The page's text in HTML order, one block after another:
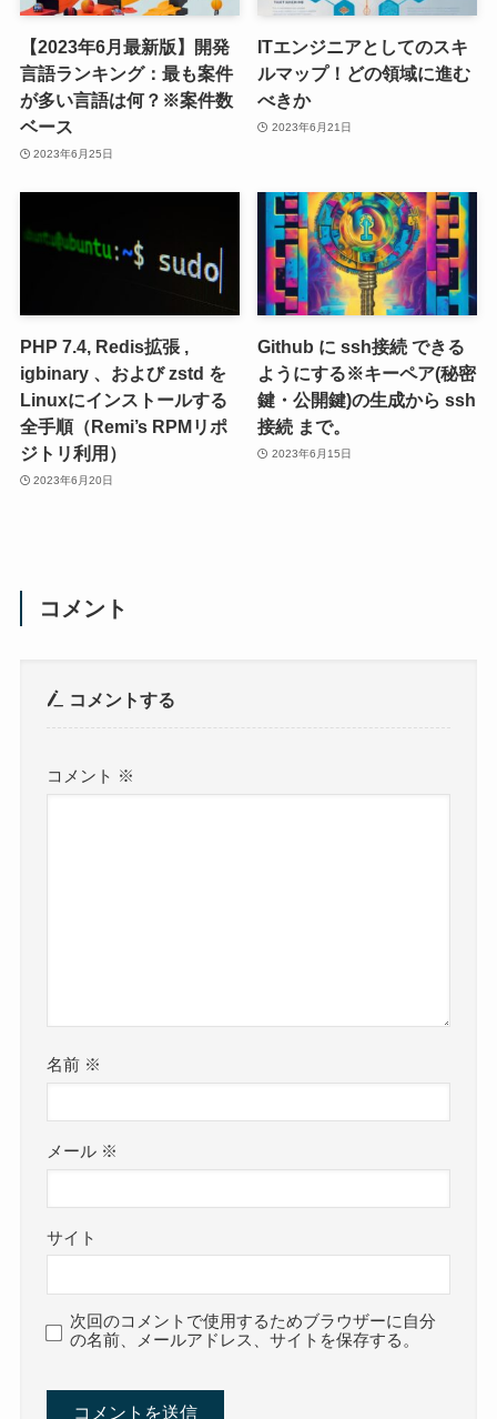
【2023年6月最新版】開発
言語ランキング：最も案件
が多い言語は何？ ※案件数
ベース
2023年6月25日
ITエンジニアとしてのスキ
ルマップ！どの領域に進む
べきか
2023年6月21日
PHP 7.4, Redis拡張 ,
igbinary 、および zstd を
Linuxにインストールする
全手順（Remi’s RPMリポ
ジトリ利用）
2023年6月20日
Github に ssh接続 できる
ようにする※キーペア(秘密
鍵・公開鍵)の生成から ssh
接続 まで。
2023年6月15日
コメント
コメントする
コメント ※
名前 ※
メール ※
サイト
次回のコメントで使用するためブラウザーに自分
の名前、メールアドレス、サイトを保存する。